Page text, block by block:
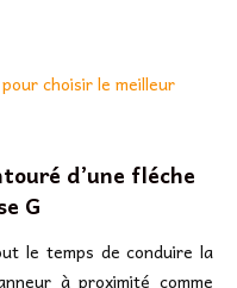
choisir le meilleur
d’une fléche
G
le temps de conduire la
à proximité comme